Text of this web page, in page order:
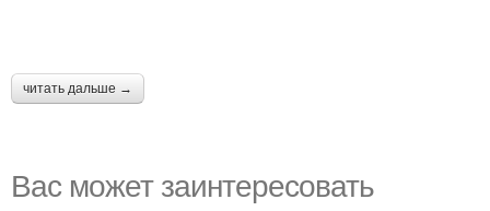
читать дальше →
Вас может заинтересовать